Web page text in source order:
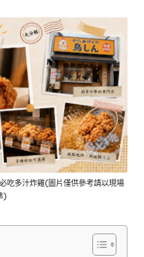
吃多汁炸雞(圖片僅供參考請以現場
)